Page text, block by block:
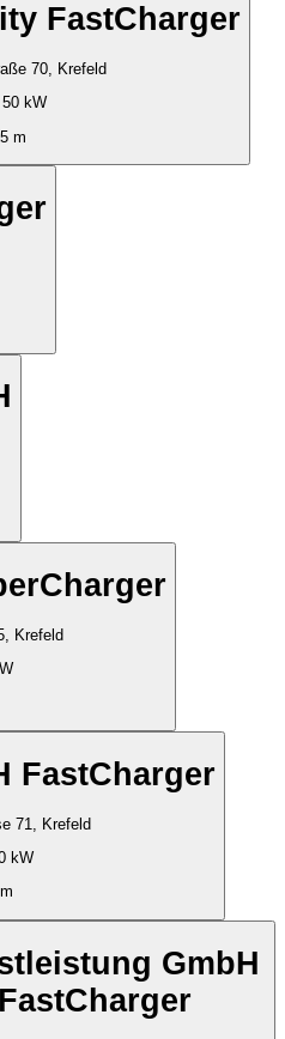
FastCharger
70, Krefeld
kW
m
Krefeld
FastCharger
71, Krefeld
kW
GmbH